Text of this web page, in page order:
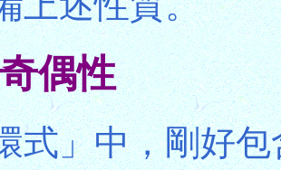
偶性
式」中，剛好